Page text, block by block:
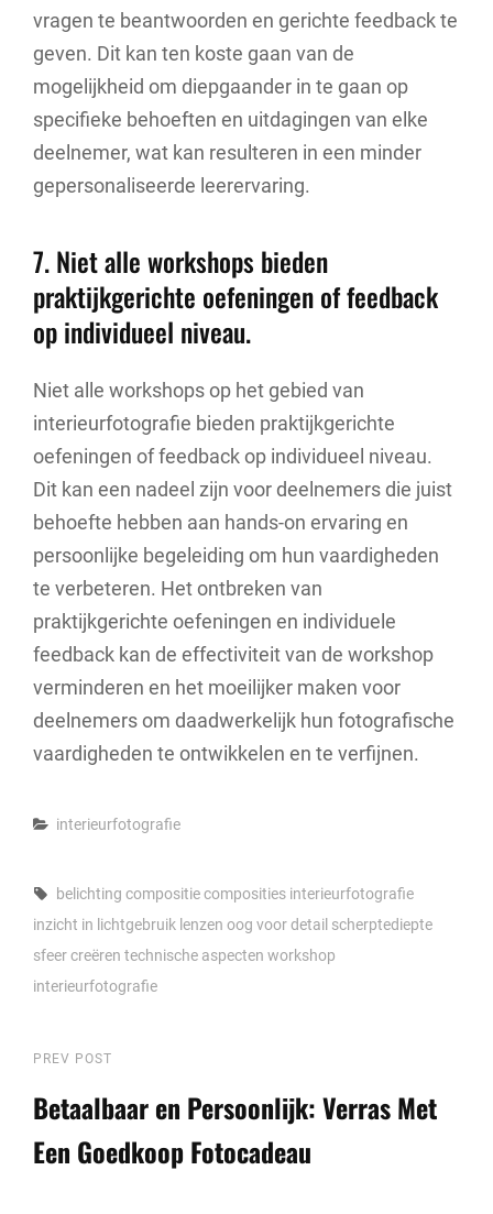
vragen te beantwoorden en gerichte feedback te
geven. Dit kan ten koste gaan van de
mogelijkheid om diepgaander in te gaan op
specifieke behoeften en uitdagingen van elke
deelnemer, wat kan resulteren in een minder
gepersonaliseerde leerervaring.
7. Niet alle workshops bieden
praktijkgerichte oefeningen of feedback
op individueel niveau.
Niet alle workshops op het gebied van
interieurfotografie bieden praktijkgerichte
oefeningen of feedback op individueel niveau.
Dit kan een nadeel zijn voor deelnemers die juist
behoefte hebben aan hands-on ervaring en
persoonlijke begeleiding om hun vaardigheden
te verbeteren. Het ontbreken van
praktijkgerichte oefeningen en individuele
feedback kan de effectiviteit van de workshop
verminderen en het moeilijker maken voor
deelnemers om daadwerkelijk hun fotografische
vaardigheden te ontwikkelen en te verfijnen.
Categories
interieurfotografie
Tags,
belichting compositiecomposities interieurfotografie
inzicht in lichtgebruik lenzen oog voor detail scherptediepte
sfeer creëren technische aspecten workshop
interieurfotografie
Berichtnavigatie
Previous
Post
PREV POST
Betaalbaar en Persoonlijk: Verras Met
Een Goedkoop Fotocadeau